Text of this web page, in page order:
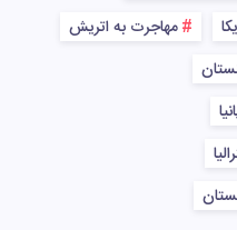
مهاجرت به اتریش